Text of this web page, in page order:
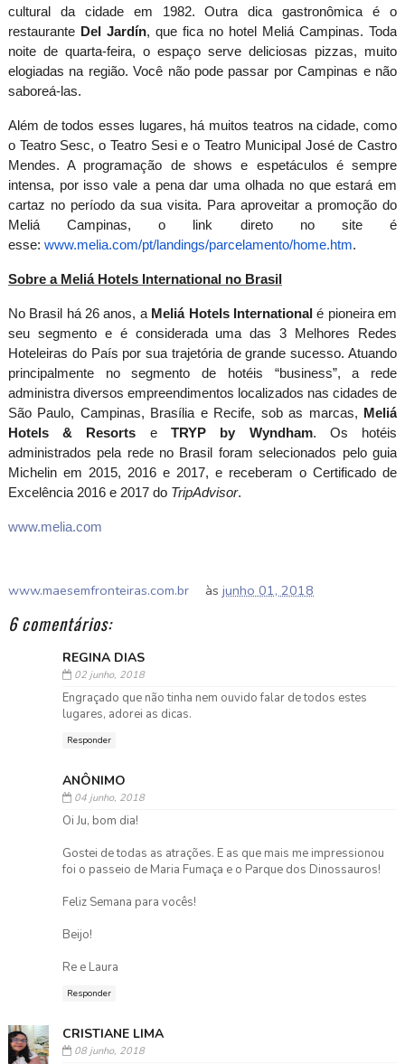
cultural da cidade em 1982. Outra dica gastronômica é o
restaurante Del Jardín, que fica no hotel Meliá Campinas. Toda
noite de quarta-feira, o espaço serve deliciosas pizzas, muito
elogiadas na região. Você não pode passar por Campinas e não
saboreá-las.
Além de todos esses lugares, há muitos teatros na cidade, como
o Teatro Sesc, o Teatro Sesi e o Teatro Municipal José de Castro
Mendes. A programação de shows e espetáculos é sempre
intensa, por isso vale a pena dar uma olhada no que estará em
cartaz no período da sua visita. Para aproveitar a promoção do
Meliá Campinas, o link direto no site é
esse: www.melia.com/pt/landings/parcelamento/home.htm.
Sobre a Meliá Hotels International no Brasil
No Brasil há 26 anos, a Meliá Hotels Internationalé pioneira em
seu segmento e é considerada uma das 3 Melhores Redes
Hoteleiras do País por sua trajetória de grande sucesso. Atuando
principalmente no segmento de hotéis “business”, a rede
administra diversos empreendimentos localizados nas cidades de
São Paulo, Campinas, Brasília e Recife, sob as marcas,
Meliá
Hotels & Resorts eTRYP by Wyndham. Os hotéis
administrados pela rede no Brasil foram selecionados pelo guia
Michelin em 2015, 2016 e 2017, e receberam o Certificado de
Excelência 2016 e 2017 do TripAdvisor.
www.melia.com
www.maesemfronteiras.com.br àsjunho 01, 2018
6 comentários:
REGINA DIAS
02 junho, 2018
Engraçado que não tinha nem ouvido falar de todos estes
lugares, adorei as dicas.
Responder
ANÔNIMO
04 junho, 2018
Oi Ju, bom dia!
Gostei de todas as atrações. E as que mais me impressionou
foi o passeio de Maria Fumaça e o Parque dos Dinossauros!
Feliz Semana para vocês!
Beijo!
Re e Laura
Responder
CRISTIANE LIMA
08 junho, 2018